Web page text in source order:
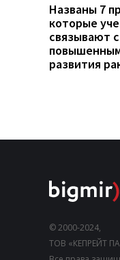
Названы 7
которые
связывают с
развития
© 2000-2024,
ТОВ «КЕПРЕЙТ